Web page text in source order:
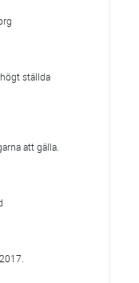
ställda
att gälla.